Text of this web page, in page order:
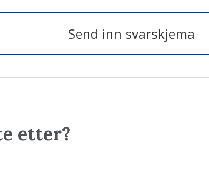
Send inn svarskjema
etter?